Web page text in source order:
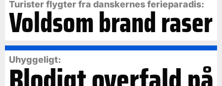
Turister flygter fra danskernes ferieparadis:
Voldsom brand raser
Uhyggeligt: